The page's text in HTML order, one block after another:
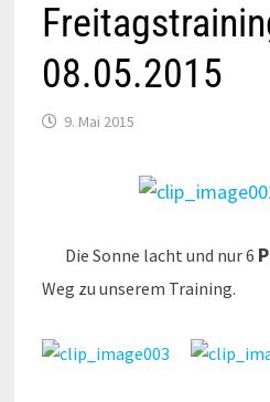
08.05.2015
9. Mai 2015
Die Sonne lacht und nur 6
Weg zu unserem Training.